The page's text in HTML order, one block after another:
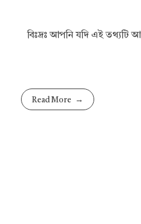
বিঃদ্রঃ আপনি যদি এই তথ্যটি
Read More